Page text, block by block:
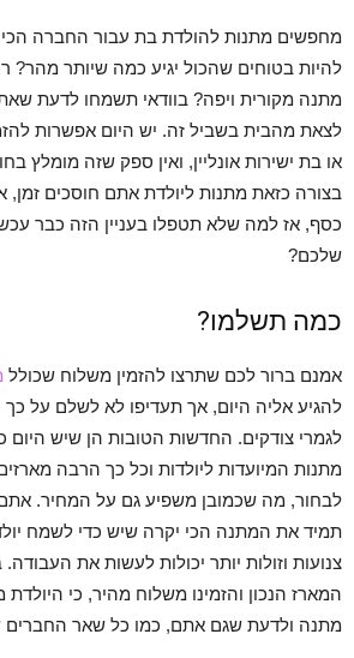
מחפשים מתנות להולדת בת עבור החברה
להיות בטוחים שהכול יגיע כמה שיותר מהר?
מתנה מקורית ויפה? בוודאי תשמחו לדעת
לצאת מהבית בשביל זה. יש היום אפשרות
או בת ישירות אונליין, ואין ספק שזה מומלץ
בצורה כזאת מתנות ליולדת אתם חוסכים זמן,
כסף, אז למה שלא תטפלו בעניין הזה כבר
שלכם?
כמה תשלמו?
אמנם ברור לכם שתרצו להזמין משלוח שכולל
להגיע אליה היום, אך תעדיפו לא לשלם על
לגמרי צודקים. החדשות הטובות הן שיש
מתנות המיועדות ליולדות וכל כך הרבה
לבחור, מה שכמובן משפיע גם על המחיר. אתם
תמיד את המתנה הכי יקרה שיש כדי לשמח
צנועות וזולות יותר יכולות לעשות את
המארז הנכון והזמינו משלוח מהיר, כי
מתנה ולדעת שגם אתם, כמו כל שאר החברים